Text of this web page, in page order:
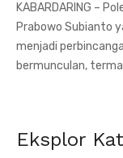
KABARDARING –
Prabowo Subianto
menjadi
bermunculan,
Eksplor